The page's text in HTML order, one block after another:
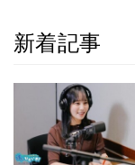
新着記事